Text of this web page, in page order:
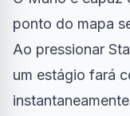
ponto do mapa
Ao pressionar
um estágio fará